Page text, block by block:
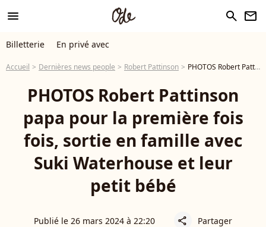
menu search newsletter
Billetterie En privé avec
Accueil Dernières news people Robert Pattinson PHOTOS Robert Pattinson papa pour la première fois fois, sortie en famille avec Suki Waterhouse et leur petit bébé
PHOTOS Robert Pattinson
papa pour la première fois
fois, sortie en famille avec
Suki Waterhouse et leur
petit bébé
Publié le 26 mars 2024 à 22:20 share Partager